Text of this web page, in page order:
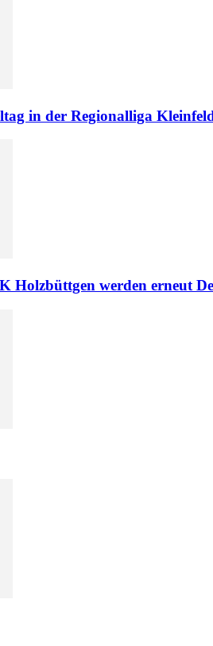
in der Regionalliga
Holzbüttgen werden erneut